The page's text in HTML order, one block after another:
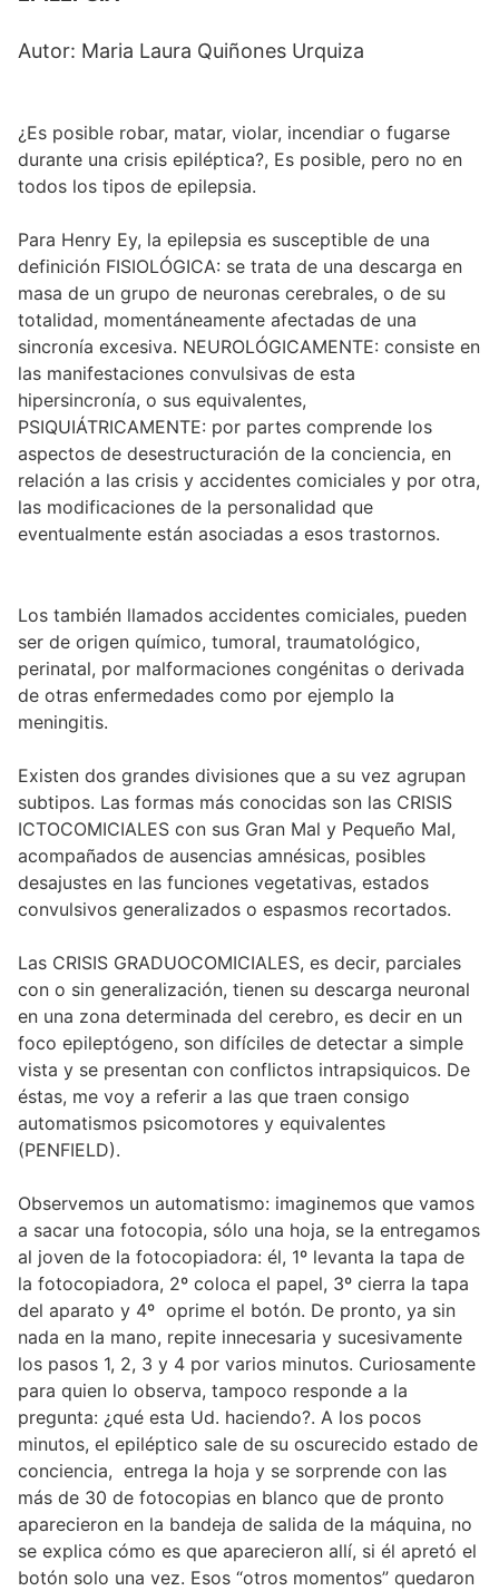
r
Autor: Maria Laura Quiñones Urquiza
¿Es posible robar, matar, violar, incendiar o fugarse
durante una crisis epiléptica?, Es posible, pero no en
todos los tipos de epilepsia.
Para Henry Ey, la epilepsia es susceptible de una
definición FISIOLÓGICA: se trata de una descarga en
masa de un grupo de neuronas cerebrales, o de su
totalidad, momentáneamente afectadas de una
sincronía excesiva. NEUROLÓGICAMENTE: consiste en
las manifestaciones convulsivas de esta
hipersincronía, o sus equivalentes,
PSIQUIÁTRICAMENTE: por partes comprende los
aspectos de desestructuración de la conciencia, en
relación a las crisis y accidentes comiciales y por otra,
las modificaciones de la personalidad que
eventualmente están asociadas a esos trastornos.
Los también llamados accidentes comiciales, pueden
ser de origen químico, tumoral, traumatológico,
perinatal, por malformaciones congénitas o derivada
de otras enfermedades como por ejemplo la
meningitis.
Existen dos grandes divisiones que a su vez agrupan
subtipos. Las formas más conocidas son las CRISIS
ICTOCOMICIALES con sus Gran Mal y Pequeño Mal,
acompañados de ausencias amnésicas, posibles
desajustes en las funciones vegetativas, estados
convulsivos generalizados o espasmos recortados.
Las CRISIS GRADUOCOMICIALES, es decir, parciales
con o sin generalización, tienen su descarga neuronal
en una zona determinada del cerebro, es decir en un
foco epileptógeno, son difíciles de detectar a simple
vista y se presentan con conflictos intrapsiquicos. De
éstas, me voy a referir a las que traen consigo
automatismos psicomotores y equivalentes
(PENFIELD).
Observemos un automatismo: imaginemos que vamos
a sacar una fotocopia, sólo una hoja, se la entregamos
al joven de la fotocopiadora: él, 1º levanta la tapa de
la fotocopiadora, 2º coloca el papel, 3º cierra la tapa
del aparato y 4º oprime el botón. De pronto, ya sin
nada en la mano, repite innecesaria y sucesivamente
los pasos 1, 2, 3 y 4 por varios minutos. Curiosamente
para quien lo observa, tampoco responde a la
pregunta: ¿qué esta Ud. haciendo?. A los pocos
minutos, el epiléptico sale de su oscurecido estado de
conciencia, entrega la hoja y se sorprende con las
más de 30 de fotocopias en blanco que de pronto
aparecieron en la bandeja de salida de la máquina, no
se explica cómo es que aparecieron allí, si él apretó el
botón solo una vez. Esos “otros momentos” quedaron